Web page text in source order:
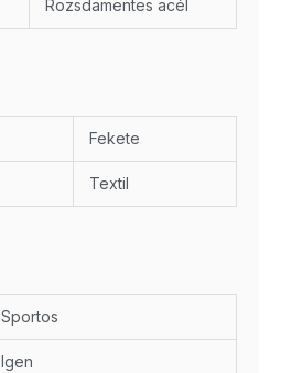
Rozsdamentes acél
Fekete
Textil
Sportos
Igen